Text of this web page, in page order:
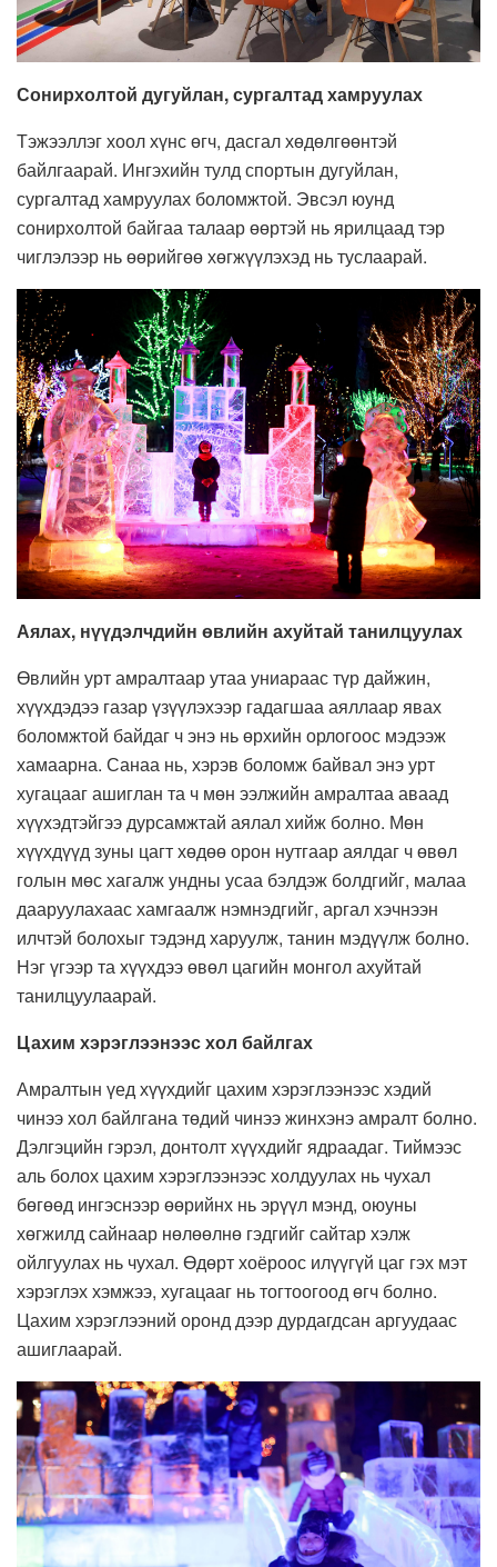
Сонирхолтой дугуйлан, сургалтад хамруулах
Тэжээллэг хоол хүнс өгч, дасгал хөдөлгөөнтэй
байлгаарай. Ингэхийн тулд спортын дугуйлан,
сургалтад хамруулах боломжтой. Эвсэл юунд
сонирхолтой байгаа талаар өөртэй нь ярилцаад тэр
чиглэлээр нь өөрийгөө хөгжүүлэхэд нь туслаарай.
Аялах, нүүдэлчдийн өвлийн ахуйтай танилцуулах
Өвлийн урт амралтаар утаа униараас түр дайжин,
хүүхдэдээ газар үзүүлэхээр гадагшаа аяллаар явах
боломжтой байдаг ч энэ нь өрхийн орлогоос мэдээж
хамаарна. Санаа нь, хэрэв боломж байвал энэ урт
хугацааг ашиглан та ч мөн ээлжийн амралтаа аваад
хүүхэдтэйгээ дурсамжтай аялал хийж болно. Мөн
хүүхдүүд зуны цагт хөдөө орон нутгаар аялдаг ч өвөл
голын мөс хагалж ундны усаа бэлдэж болдгийг, малаа
дааруулахаас хамгаалж нэмнэдгийг, аргал хэчнээн
илчтэй болохыг тэдэнд харуулж, танин мэдүүлж болно.
Нэг үгээр та хүүхдээ өвөл цагийн монгол ахуйтай
танилцуулаарай.
Цахим хэрэглээнээс хол байлгах
Амралтын үед хүүхдийг цахим хэрэглээнээс хэдий
чинээ хол байлгана төдий чинээ жинхэнэ амралт болно.
Дэлгэцийн гэрэл, донтолт хүүхдийг ядраадаг. Тиймээс
аль болох цахим хэрэглээнээс холдуулах нь чухал
бөгөөд ингэснээр өөрийнх нь эрүүл мэнд, оюуны
хөгжилд сайнаар нөлөөлнө гэдгийг сайтар хэлж
ойлгуулах нь чухал. Өдөрт хоёроос илүүгүй цаг гэх мэт
хэрэглэх хэмжээ, хугацааг нь тогтоогоод өгч болно.
Цахим хэрэглээний оронд дээр дурдагдсан аргуудаас
ашиглаарай.